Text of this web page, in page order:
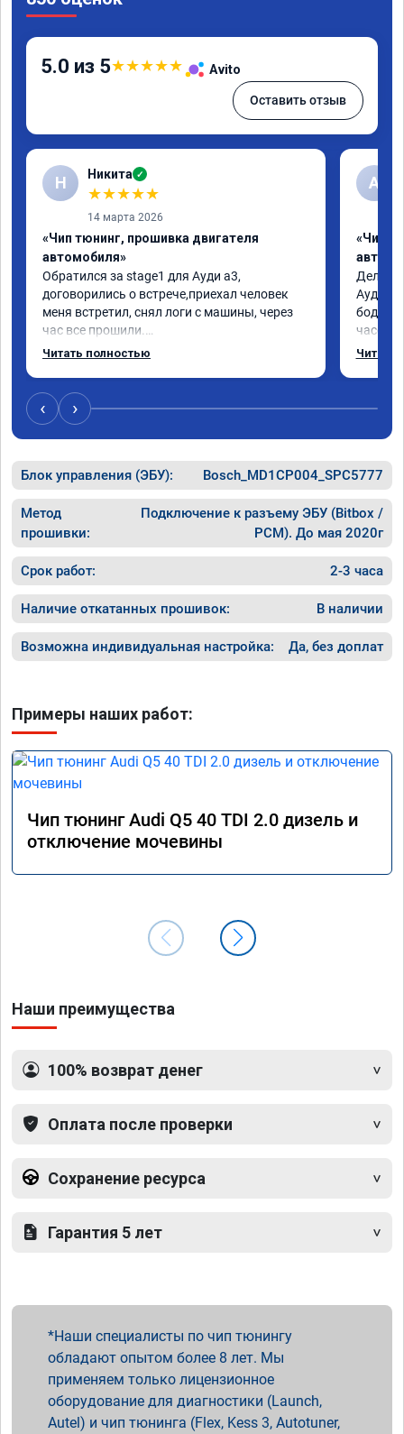
5.0 из 5★★★★★ Avito
Оставить отзыв
Н Никита ✓
★★★★★
14 марта 2026
«Чип тюнинг, прошивка двигателя
автомобиля»
Обратился за stage1 для Ауди а3,
договорились о встрече,приехал человек
меня встретил, снял логи с машины, через
час все прошили.
Арман спасибо тебе огромное, машинка по
может 🤣машина едет не в себя, еще раз
спасибо вам!!!!!!!
Читать полностью
А
«Чип
Делал
как
Читать
‹ ›
Блок управления (ЭБУ): Bosch_MD1CP004_SPC5777
Метод
прошивки:
Подключение к разъему ЭБУ (Bitbox /
PCM). До мая 2020г
Срок работ: 2-3 часа
Наличие откатанных прошивок: В наличии
Возможна индивидуальная настройка: Да, без доплат
Примеры наших работ:
Чип тюнинг Audi Q5 40 TDI 2.0 дизель и
отключение мочевины
Наши преимущества
100% возврат денег
Оплата после проверки
Сохранение ресурса
Гарантия 5 лет
Наши специалисты по чип тюнингу
обладают опытом более 8 лет. Мы
применяем только лицензионное
оборудование для диагностики (Launch,
Autel) и чип тюнинга (Flex, Kess 3, Autotuner,